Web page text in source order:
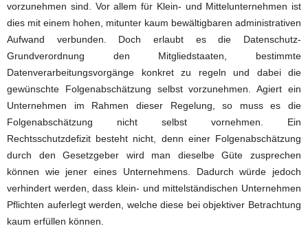
vorzunehmen sind. Vor allem für Klein- und Mittelunternehmen ist
dies mit einem hohen, mitunter kaum bewältigbaren administrativen
Aufwand verbunden. Doch erlaubt es die Datenschutz-
Grundverordnung den Mitgliedstaaten, bestimmte
Datenverarbeitungsvorgänge konkret zu regeln und dabei die
gewünschte Folgenabschätzung selbst vorzunehmen. Agiert ein
Unternehmen im Rahmen dieser Regelung, so muss es die
Folgenabschätzung nicht selbst vornehmen. Ein
Rechtsschutzdefizit besteht nicht, denn einer Folgenabschätzung
durch den Gesetzgeber wird man dieselbe Güte zusprechen
können wie jener eines Unternehmens. Dadurch würde jedoch
verhindert werden, dass klein- und mittelständischen Unternehmen
Pflichten auferlegt werden, welche diese bei objektiver Betrachtung
kaum erfüllen können.